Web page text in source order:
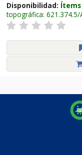
Disponibilidad:
topográfica: